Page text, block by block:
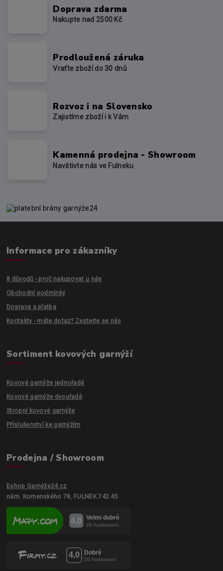
Doprava zdarma
Nakupte nad 2500 Kč
Prodloužená záruka
Vraťte zboží do 30 dnů
Rozvoz i na Slovensko
Zajistíme zboží i k Vám
Kamenná prodejna - Showroom
Navštivte nás ve Fulneku
Informace pro zákazníky
8 důvodů - proč nakupovat u nás
Obchodní podmínky
Doprava a platba
Kontakty - máte dotaz? Zeptejte se nás
Sortiment kovových garnýží
Kovové garnýže jednořadé
Kovové garnýže dvouřadé
Stropní kovové garnýže
Příslušenství ke garnýžím
Prodejna / Showroom
Eshop Garnýže24.cz
nám. Komenského 78, FULNEK 742 45